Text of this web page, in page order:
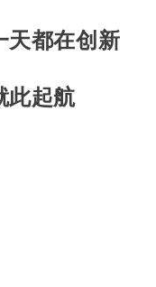
天都在创新
此起航